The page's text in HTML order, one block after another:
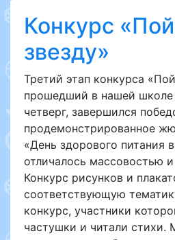
Конкурс
звезду»
Третий этап конкурса
прошедший в нашей
четверг, завершился
продемонстрированное
«День здорового питания
отличалось массовостью
Конкурс рисунков и
соответствующую
конкурс, участники
частушки и читали стихи.